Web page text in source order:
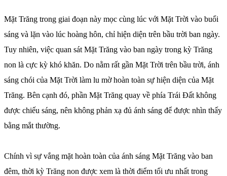
Mặt Trăng trong giai đoạn này mọc cùng lúc với Mặt Trời vào buổi
sáng và lặn vào lúc hoàng hôn, chỉ hiện diện trên bầu trời ban ngày.
Tuy nhiên, việc quan sát Mặt Trăng vào ban ngày trong kỳ Trăng
non là cực kỳ khó khăn. Do nằm rất gần Mặt Trời trên bầu trời, ánh
sáng chói của Mặt Trời làm lu mờ hoàn toàn sự hiện diện của Mặt
Trăng. Bên cạnh đó, phần Mặt Trăng quay về phía Trái Đất không
được chiếu sáng, nên không phản xạ đủ ánh sáng để được nhìn thấy
bằng mắt thường.
Chính vì sự vắng mặt hoàn toàn của ánh sáng Mặt Trăng vào ban
đêm, thời kỳ Trăng non được xem là thời điểm tối ưu nhất trong